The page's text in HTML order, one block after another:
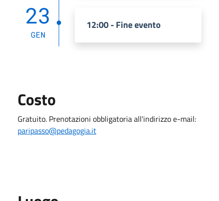
23
GEN
12:00 - Fine evento
Costo
Gratuito. Prenotazioni obbligatoria all'indirizzo e-mail:
paripasso@pedagogia.it